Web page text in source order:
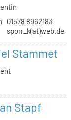
01578 8962183
sporr_k(at)web.de
Stammet
Stapf